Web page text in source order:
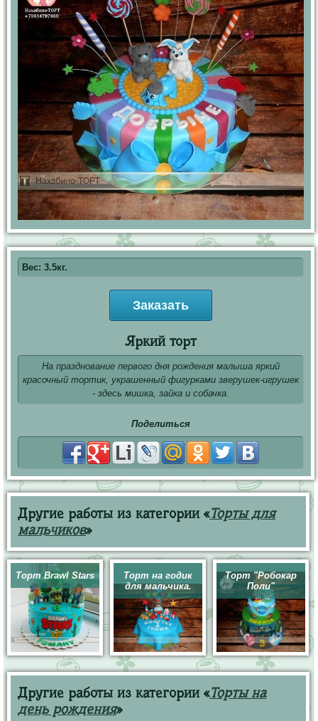
Вес: 3.5кг.
Заказать
Яркий торт
На празднование первого дня рождения малыша яркий
красочный тортик, украшенный фигурками зверушек-игрушек
- здесь мишка, зайка и собачка.
Поделиться
Другие работы из категории «Торты для
мальчиков»
Торт Brawl Stars
Торт на годик
для мальчика.
Торт "Робокар
Поли"
Другие работы из категории «Торты на
день рождения»